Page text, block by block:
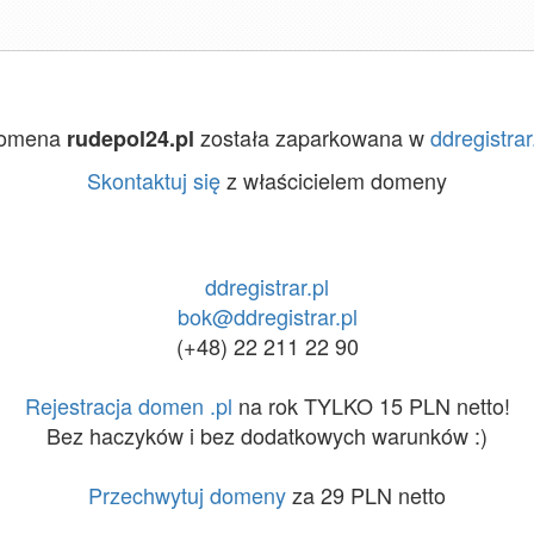
rudepol24.pl została zaparkowana w
Skontaktuj sięz właścicielem domeny
ddregistrar.pl
bok@ddregistrar.pl
(+48) 22 211 22 90
Rejestracja domen .pl na rok TYLKO 15 PLN netto!
Bez haczyków i bez dodatkowych warunków :)
Przechwytuj domenyza 29 PLN netto